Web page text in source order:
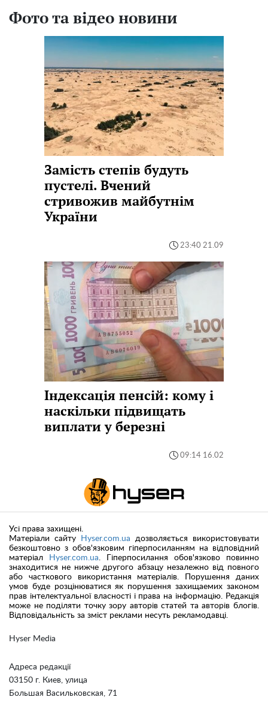
Фото та відео новини
Замість степів будуть
пустелі. Вчений
стривожив майбутнім
України
23:40 21.09
Індексація пенсій: кому і
наскільки підвищать
виплати у березні
09:14 16.02
Hyser Media
Адреса редакції
03150 г. Киев, улица
Большая Васильковская, 71
Усі права захищені.
Матеріали сайту
Hyser.com.ua дозволяється використовувати
безкоштовно з обов'язковим гіперпосиланням на відповідний
матеріал
Hyser.com.ua. Гіперпосилання обов'язково повинно
знаходитися не нижче другого абзацу незалежно від повного
або часткового використання матеріалів. Порушення даних
умов буде розцінюватися як порушення захищаемих законом
прав інтелектуальної власності і права на інформацію. Редакція
може не поділяти точку зору авторів статей та авторів блогів.
Відповідальність за зміст реклами несуть рекламодавці.